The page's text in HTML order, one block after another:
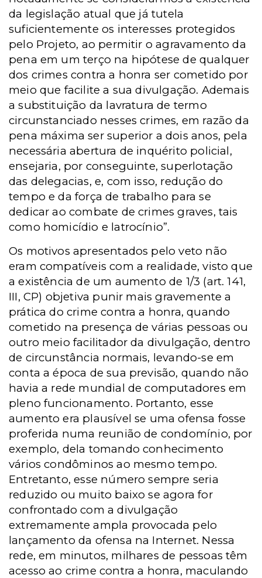
da legislação atual que já tutela
suficientemente os interesses protegidos
pelo Projeto, ao permitir o agravamento da
pena em um terço na hipótese de qualquer
dos crimes contra a honra ser cometido por
meio que facilite a sua divulgação. Ademais
a substituição da lavratura de termo
circunstanciado nesses crimes, em razão da
pena máxima ser superior a dois anos, pela
necessária abertura de inquérito policial,
ensejaria, por conseguinte, superlotação
das delegacias, e, com isso, redução do
tempo e da força de trabalho para se
dedicar ao combate de crimes graves, tais
como homicídio e latrocínio”.
Os motivos apresentados pelo veto não
eram compatíveis com a realidade, visto que
a existência de um aumento de 1/3 (art. 141,
III, CP) objetiva punir mais gravemente a
prática do crime contra a honra, quando
cometido na presença de várias pessoas ou
outro meio facilitador da divulgação, dentro
de circunstância normais, levando-se em
conta a época de sua previsão, quando não
havia a rede mundial de computadores em
pleno funcionamento. Portanto, esse
aumento era plausível se uma ofensa fosse
proferida numa reunião de condomínio, por
exemplo, dela tomando conhecimento
vários condôminos ao mesmo tempo.
Entretanto, esse número sempre seria
reduzido ou muito baixo se agora for
confrontado com a divulgação
extremamente ampla provocada pelo
lançamento da ofensa na Internet. Nessa
rede, em minutos, milhares de pessoas têm
acesso ao crime contra a honra, maculando